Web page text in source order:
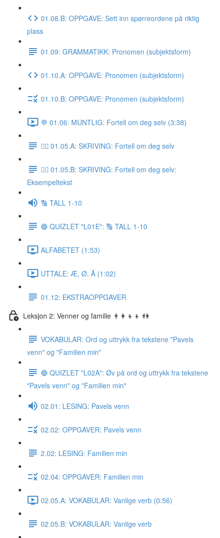
01.08.B: OPPGAVE: Sett inn spørreordene på riktig
plass
01.09: GRAMMATIKK: Pronomen (subjektsform)
01.10.A: OPPGAVE: Pronomen (subjektsform)
01.10.B: OPPGAVE: Pronomen (subjektsform)
💬 01.06: MUNTLIG: Fortell om deg selv (3:38)
✍🏼 01.05.A: SKRIVING: Fortell om deg selv
✍🏼 01.05.B: SKRIVING: Fortell om deg selv:
Eksempeltekst
🔢 TALL 1-10
🔵 QUIZLET "L01E": 🔢 TALL 1-10
ALFABETET (1:53)
UTTALE: Æ, Ø, Å (1:02)
01.12: EKSTRAOPPGAVER
Leksjon 2: Venner og familie 👨‍👩‍👦‍👦 👫
VOKABULAR: Ord og uttrykk fra tekstene "Pavels
venn" og "Familien min"
🔵 QUIZLET "L02A": Øv på ord og uttrykk fra tekstene
"Pavels venn" og "Familien min"
02.01: LESING: Pavels venn
02.02: OPPGAVER: Pavels venn
2.02: LESING: Familien min
02.04: OPPGAVER: Familien min
02.05.A: VOKABULAR: Vanlige verb (0:56)
02.05.B: VOKABULAR: Vanlige verb